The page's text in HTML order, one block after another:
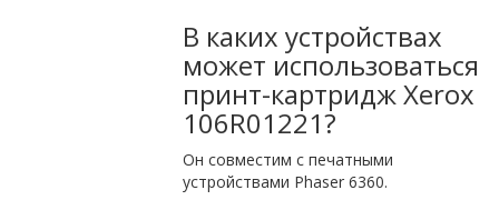
В каких устройствах
может использоваться
принт-картридж Xerox
106R01221?
Он совместим с печатными
устройствами Phaser 6360.